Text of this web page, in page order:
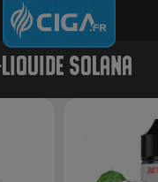
E-
Le
SOLANA